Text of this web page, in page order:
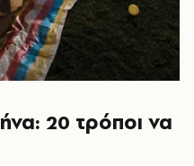
20 τρόποι να